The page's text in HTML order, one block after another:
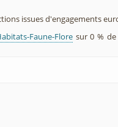
issues d'engagements
Faune-Flore sur 0 %